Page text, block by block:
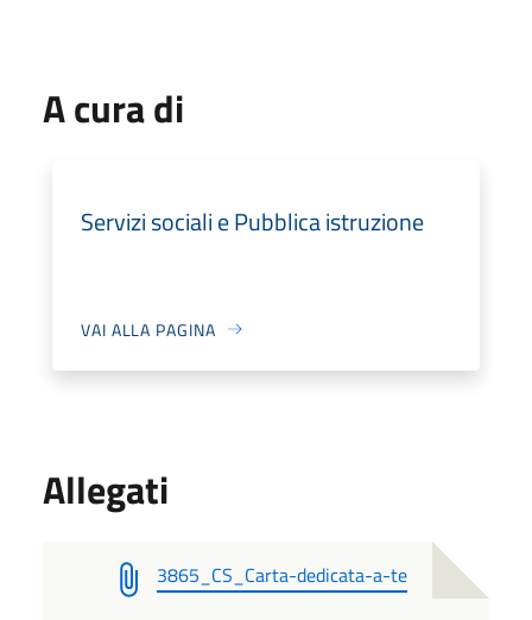
A cura di
Servizi sociali e Pubblica istruzione
VAI ALLA PAGINA
Allegati
3865_CS_Carta-dedicata-a-te